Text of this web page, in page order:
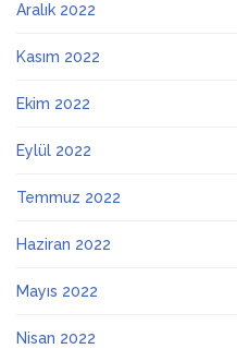
Aralık 2022
Kasım 2022
Ekim 2022
Eylül 2022
Temmuz 2022
Haziran 2022
Mayıs 2022
Nisan 2022